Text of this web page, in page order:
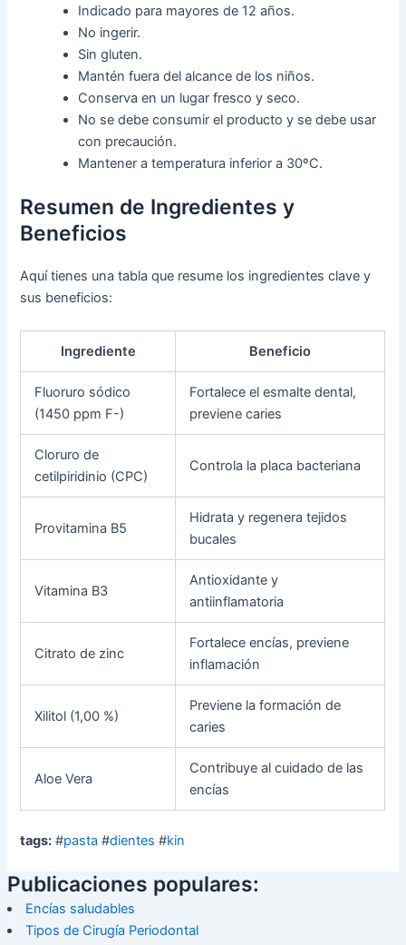
Indicado para mayores de 12 años.
No ingerir.
Sin gluten.
Mantén fuera del alcance de los niños.
Conserva en un lugar fresco y seco.
No se debe consumir el producto y se debe usar
con precaución.
Mantener a temperatura inferior a 30ºC.
Resumen de Ingredientes y
Beneficios
Aquí tienes una tabla que resume los ingredientes clave y
sus beneficios:
Ingrediente Beneficio
Fluoruro sódico
(1450 ppm F-)
Fortalece el esmalte dental,
previene caries
Cloruro de
cetilpiridinio (CPC)
Controla la placa bacteriana
Provitamina B5
Hidrata y regenera tejidos
bucales
Vitamina B3
Antioxidante y
antiinflamatoria
Citrato de zinc
Fortalece encías, previene
inflamación
Xilitol (1,00 %)
Previene la formación de
caries
Aloe Vera
Contribuye al cuidado de las
encías
tags: #pasta #dientes #kin
Publicaciones populares:
Encías saludables
Tipos de Cirugía Periodontal